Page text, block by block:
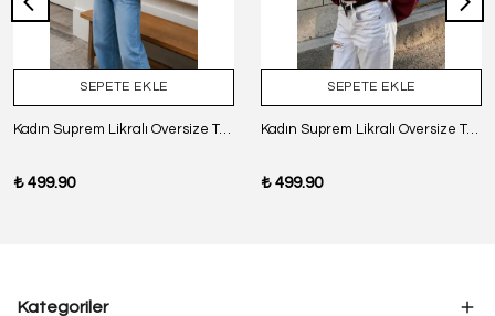
SEPETE EKLE
Kadın Suprem Likralı Oversize T-Shirt - SİYAH
₺ 499.90
SEPETE EKLE
Kadın Suprem Likralı Oversize T-Shirt - BORDO
₺ 499.90
Kategoriler